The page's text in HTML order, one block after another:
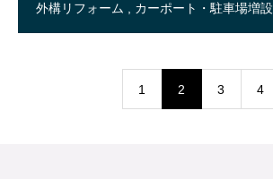
外構リフォーム カーポート・駐車場増設
1 2 3 4